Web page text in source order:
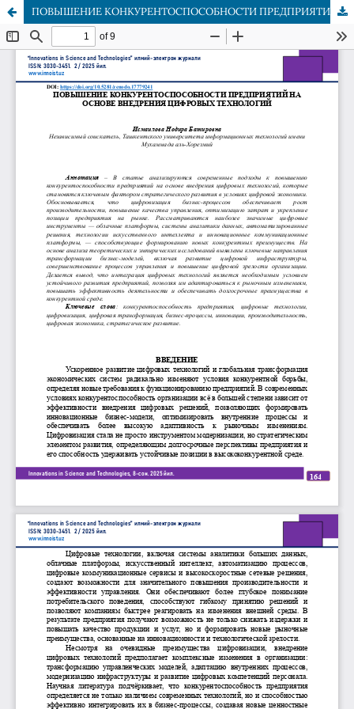
ПОВЫШЕНИЕ КОНКУРЕНТОСПОСОБНОСТИ ПРЕДПРИЯТИЙ НА ОСНОВЕ ВНЕДРЕНИЯ ЦИФРОВЫХ ТЕХНОЛОГИЙ